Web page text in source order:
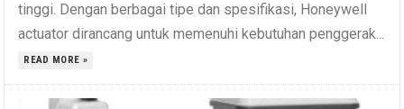
tinggi. Dengan berbagai tipe dan spesifikasi, Honeywell
actuator dirancang untuk memenuhi kebutuhan penggerak...
READ MORE »